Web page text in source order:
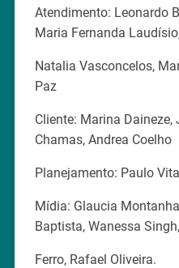
Atendimento: Leonardo
Maria Fernanda
Natalia Vasconcelos,
Paz
Cliente: Marina
Chamas, Andrea Coelho
Planejamento: Paulo
Mídia: Glaucia
Baptista, Wanessa
Ferro, Rafael Oliveira.